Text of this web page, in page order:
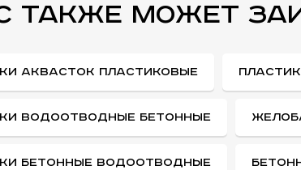
ТАКЖЕ МОЖЕТ
АКВАСТОК ПЛАСТИКОВЫЕ
ВОДООТВОДНЫЕ БЕТОННЫЕ
БЕТОННЫЕ ВОДООТВОДНЫЕ